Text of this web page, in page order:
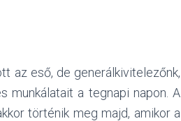
az eső, de generálkivitelezőnk,
munkálatait a tegnapi napon. A
történik meg majd, amikor a